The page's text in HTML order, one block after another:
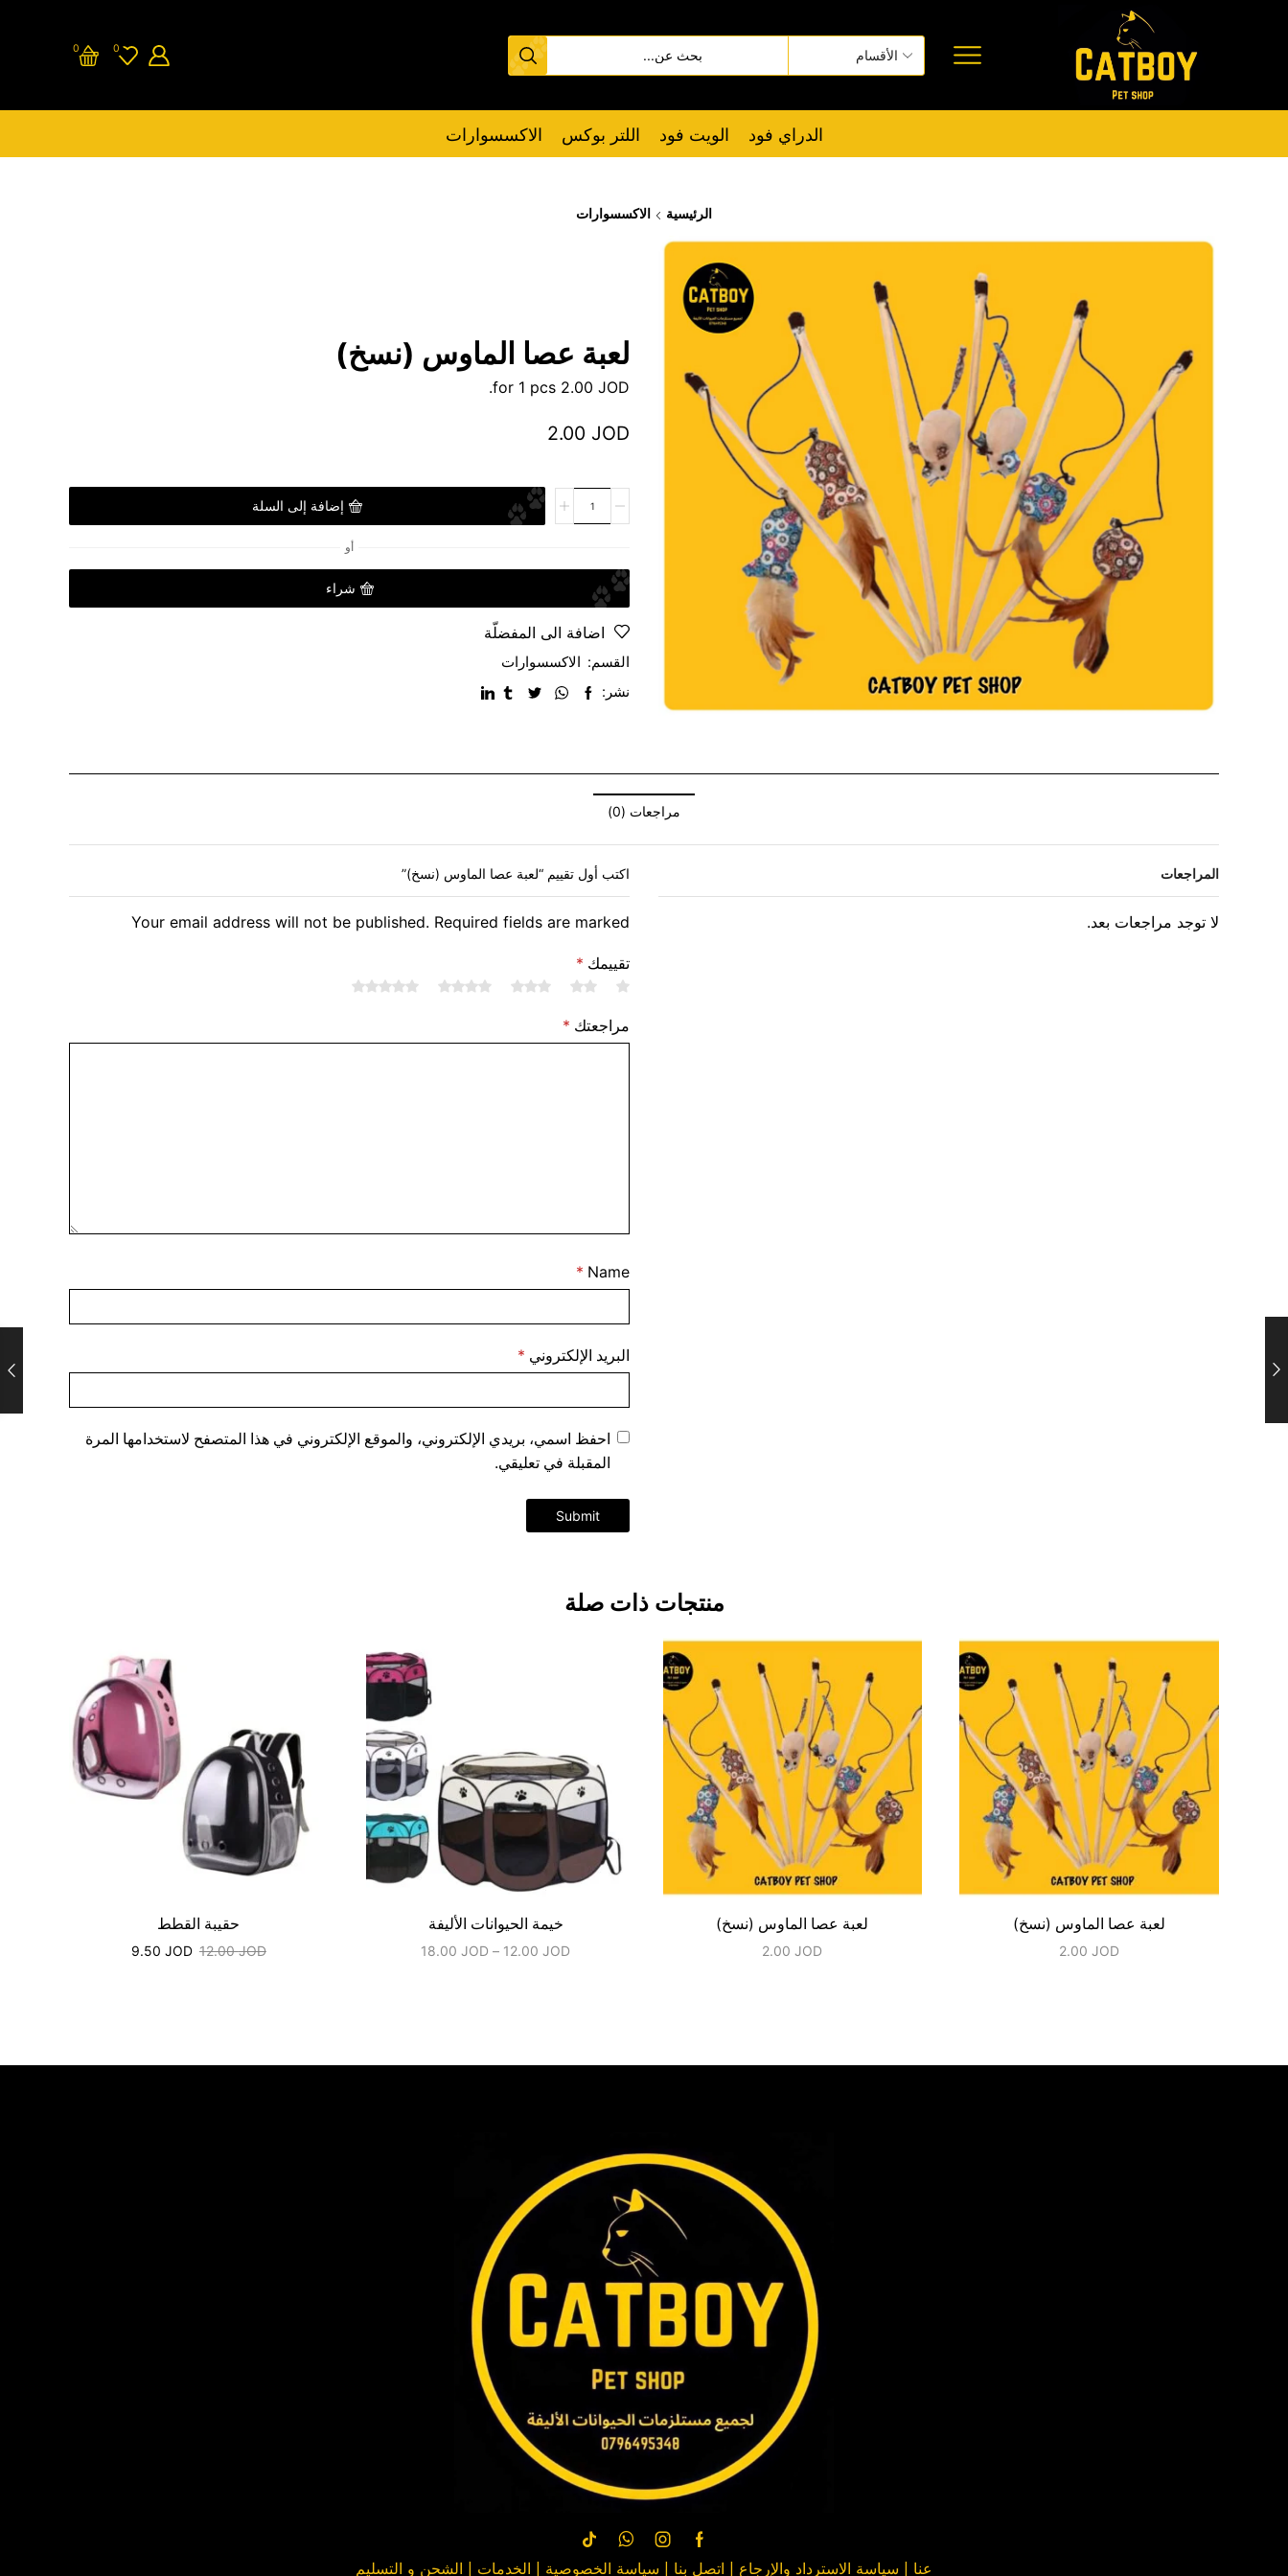
0
0
الدراي فود الويت فود اللتر بوكس الاكسسوارات
الرئيسية الاكسسوارات
لعبة عصا الماوس (نسخ)
2.00 JOD
2.00 JOD
إضافة إلى السلة
أو
شراء
اضافة الى المفضلّة
القسم:
الاكسسوارات
نشر:
مراجعات (0)
المراجعات
لا توجد مراجعات بعد.
اكتب أول تقييم “لعبة عصا الماوس (نسخ)”
Your email address will not be published. Required fields are marked
تقييمك *
مراجعتك *
Name
*
البريد الإلكتروني *
احفظ اسمي، بريدي الإلكتروني، والموقع الإلكتروني في هذا المتصفح لاستخدامها المرة
المقبلة في تعليقي.
منتجات ذات صلة
لعبة عصا الماوس (نسخ)
2.00JOD
لعبة عصا الماوس (نسخ)
2.00JOD
خيمة الحيوانات الأليفة
12.00JOD
–
18.00JOD
حقيبة القطط
12.00JOD
9.50 JOD
عنا | سياسة الاسترداد والإرجاع | اتصل بنا | سياسة الخصوصية | الخدمات | الشحن و التسليم